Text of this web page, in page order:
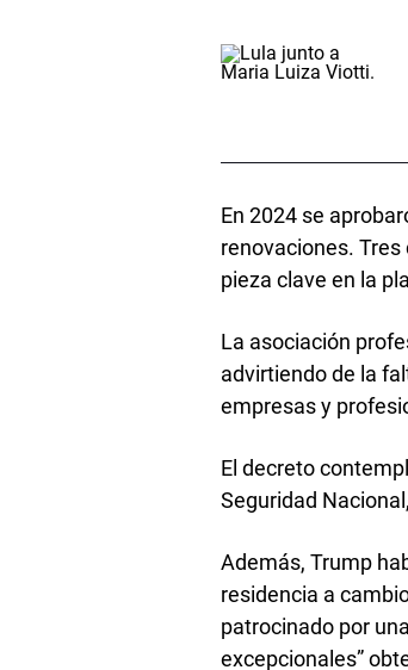
En 2024 se
renovaciones.
pieza clave en la
La asociación
advirtiendo de la
empresas y
El decreto
Seguridad
Además, Trump
residencia a
patrocinado por
excepcionales”